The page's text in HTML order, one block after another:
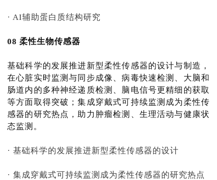
· AI辅助蛋白质结构研究
08 柔性生物传感器
基础科学的发展推进新型柔性传感器的设计与制造，
在心脏实时监测与同步成像、病毒快速检测、大脑和
肠道内的多种神经递质检测、脑电信号更精细的获取
等方面取得突破；集成穿戴式可持续监测成为柔性传
感器的研究热点，助力肿瘤检测、生理活动与健康状
态监测。
· 基础科学的发展推进新型柔性传感器的设计
· 集成穿戴式可持续监测成为柔性传感器的研究热点